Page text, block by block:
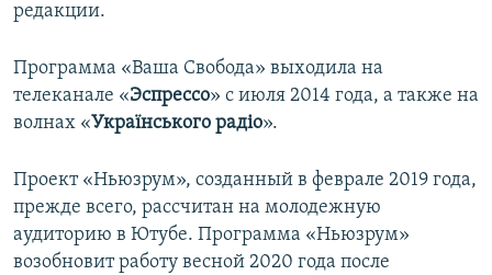
редакции.
Программа «Ваша Свобода» выходила на
телеканале «Эспрессо» с июля 2014 года, а также на
волнах «Українського радіо».
Проект «Ньюзрум», созданный в феврале 2019 года,
прежде всего, рассчитан на молодежную
аудиторию в Ютубе. Программа «Ньюзрум»
возобновит работу весной 2020 года после